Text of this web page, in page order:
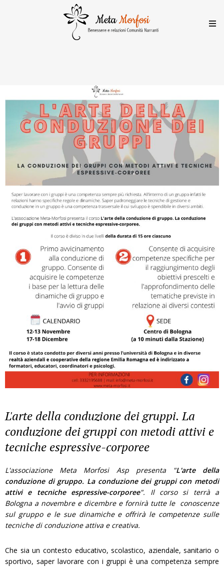
L'arte della conduzione dei gruppi. La
conduzione dei gruppi con metodi attivi e
tecniche espressive-corporee
L'associazione Meta Morfosi Asp presenta "L'arte della
conduzione di gruppo. La conduzione dei gruppi con metodi
attivi e tecniche espressive-corporee". Il corso si terrà a
Bologna a novembre e dicembre e fornirà tutte le conoscenze
sul gruppo e le sue dinamiche e offrirà le competenze sulle
tecniche di conduzione attiva e creativa.
Che sia un contesto educativo, scolastico, aziendale, sanitario o
sportivo, saper lavorare con i gruppi è una competenza sempre